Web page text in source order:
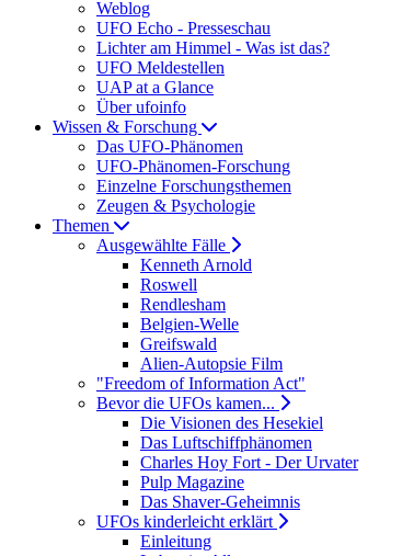
Weblog
UFO Echo - Presseschau
Lichter am Himmel - Was ist das?
UFO Meldestellen
UAP at a Glance
Über ufoinfo
Wissen & Forschung
Das UFO-Phänomen
UFO-Phänomen-Forschung
Einzelne Forschungsthemen
Zeugen & Psychologie
Themen
Ausgewählte Fälle
Kenneth Arnold
Roswell
Rendlesham
Belgien-Welle
Greifswald
Alien-Autopsie Film
"Freedom of Information Act"
Bevor die UFOs kamen...
Die Visionen des Hesekiel
Das Luftschiffphänomen
Charles Hoy Fort - Der Urvater
Pulp Magazine
Das Shaver-Geheimnis
UFOs kinderleicht erklärt
Einleitung